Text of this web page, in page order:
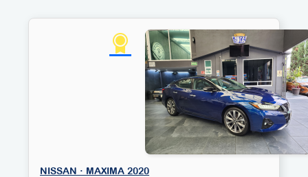
NISSAN · MAXIMA 2020